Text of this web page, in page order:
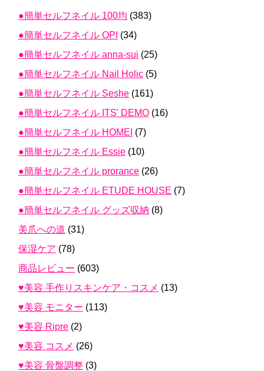
●簡単セルフネイル 100均 (383)
●簡単セルフネイル OPI (34)
●簡単セルフネイル anna-sui (25)
●簡単セルフネイル Nail Holic (5)
●簡単セルフネイル Seshe (161)
●簡単セルフネイル ITS' DEMO (16)
●簡単セルフネイル HOMEI (7)
●簡単セルフネイル Essie (10)
●簡単セルフネイル prorance (26)
●簡単セルフネイル ETUDE HOUSE (7)
●簡単セルフネイル グッズ収納 (8)
美爪への道 (31)
保湿ケア (78)
商品レビュー (603)
♥美容 手作りスキンケア・コスメ (13)
♥美容 モニター (113)
♥美容 Ripre (2)
♥美容 コスメ (26)
♥美容 骨盤調整 (3)